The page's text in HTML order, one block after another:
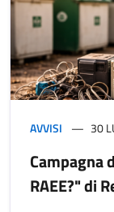
AVVISI 30
Campagna
RAEE?" di